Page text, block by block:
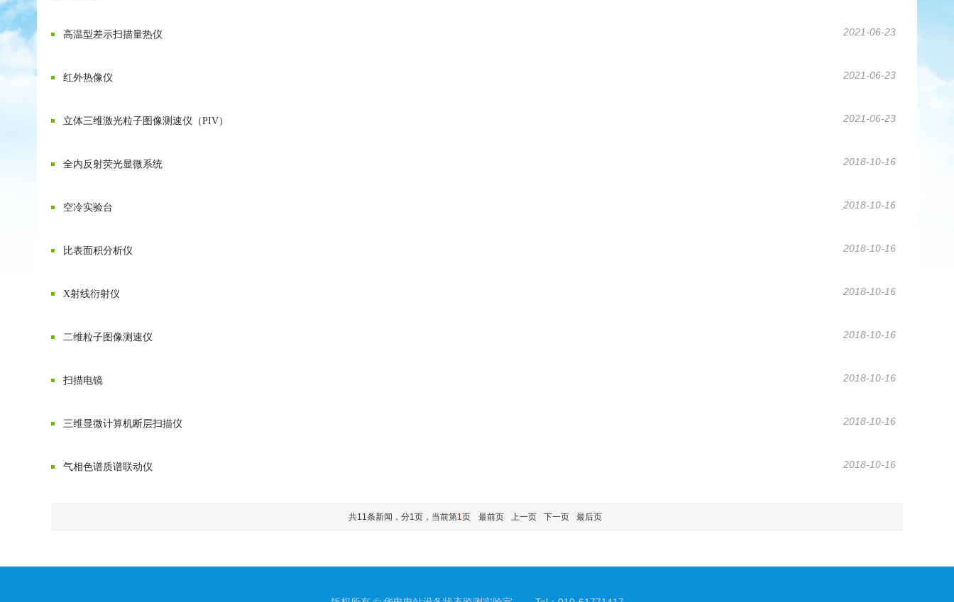
高温型差示扫描量热仪 2021-06-23
红外热像仪 2021-06-23
立体三维激光粒子图像测速仪（PIV） 2021-06-23
全内反射荧光显微系统 2018-10-16
空冷实验台 2018-10-16
比表面积分析仪 2018-10-16
X射线衍射仪 2018-10-16
二维粒子图像测速仪 2018-10-16
扫描电镜 2018-10-16
三维显微计算机断层扫描仪 2018-10-16
气相色谱质谱联动仪 2018-10-16
共11条新闻，分1页，当前第1页 最前页 上一页 下一页 最后页